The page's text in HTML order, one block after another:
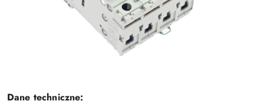
Dane techniczne: